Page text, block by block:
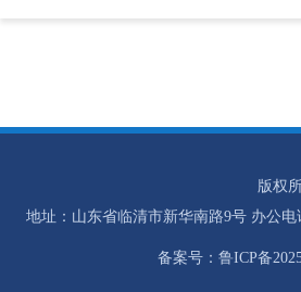
版权
地址：山东省临清市新华南路9号 办公电
备案号：鲁ICP备